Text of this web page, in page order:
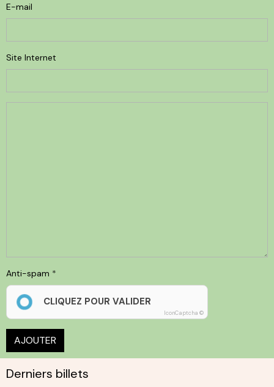
E-mail
Site Internet
Anti-spam
CLIQUEZ POUR VALIDER
IconCaptcha ©
AJOUTER
Derniers billets